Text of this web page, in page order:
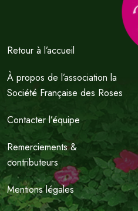
Retour à l’accueil
À propos de l’association la
Société Française des Roses
Contacter l’équipe
Remerciements &
contributeurs
Mentions légales